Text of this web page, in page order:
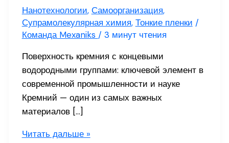
Нанотехнологии, Самоорганизация,
Супрамолекулярная химия, Тонкие пленки /
Команда Mexaniks / 3 минут чтения
Поверхность кремния с концевыми
водородными группами: ключевой элемент в
современной промышленности и науке
Кремний — один из самых важных
материалов […]
Поверхность
Читать дальше »